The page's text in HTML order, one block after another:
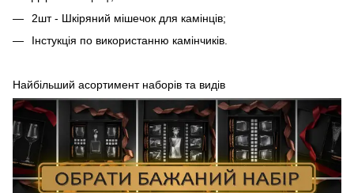
2шт - Шкіряний мішечок для камінців;
Інстукція по використанню камінчиків.
Найбільший асортимент наборів та видів